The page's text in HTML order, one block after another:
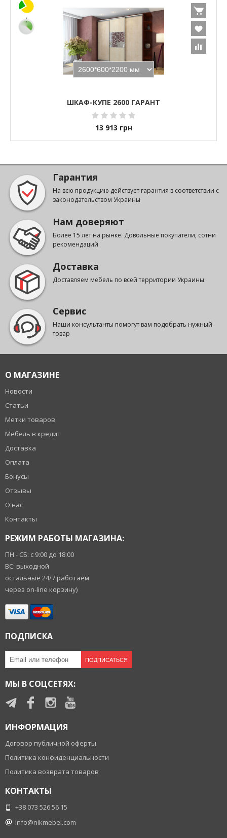
ШКАФ-КУПЕ 2600 ГАРАНТ
13 913 грн
Гарантия
На всю продукцию действует гарантия в соответствии с
законодательством Украины
Нам доверяют
Более 15 лет на рынке. Довольные покупатели, сотни
рекомендаций
Доставка
Доставляем мебель по всей территории Украины
Сервис
Наши консультанты помогут вам подобрать нужный
товар
О МАГАЗИНЕ
Новости
Статьи
Метки товаров
Мебель в кредит
Доставка
Оплата
Бонусы
Отзывы
О нас
Контакты
РЕЖИМ РАБОТЫ МАГАЗИНА:
ПН - СБ: с 9:00 до 18:00
ВС: выходной
остальные 24/7 работаем
через on-line корзину)
ПОДПИСКА
ПОДПИСАТЬСЯ
МЫ В СОЦСЕТЯХ:
ИНФОРМАЦИЯ
Договор публичной оферты
Политика конфиденциальности
Политика возврата товаров
КОНТАКТЫ
+38 073 526 56 15
info@nikmebel.com